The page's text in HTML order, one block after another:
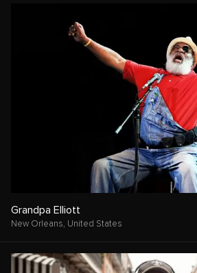
Grandpa Elliott
New Orleans, United States